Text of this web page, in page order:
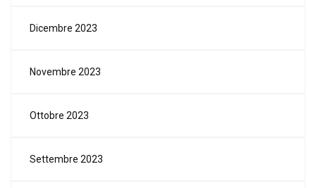
Dicembre 2023
Novembre 2023
Ottobre 2023
Settembre 2023